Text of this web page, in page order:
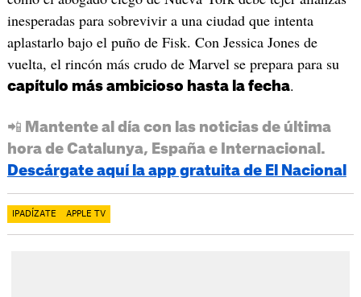
inesperadas para sobrevivir a una ciudad que intenta
aplastarlo bajo el puño de Fisk. Con Jessica Jones de
vuelta, el rincón más crudo de Marvel se prepara para su
capítulo más ambicioso hasta la fecha.
📲 Mantente al día con las noticias de última
hora de Catalunya, España e Internacional.
Descárgate aquí la app gratuita de El Nacional
IPADÍZATE APPLE TV